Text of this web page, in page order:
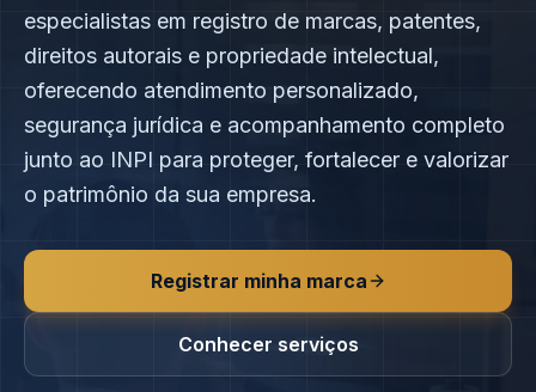
especialistas em registro de marcas, patentes,
direitos autorais e propriedade intelectual,
oferecendo atendimento personalizado,
segurança jurídica e acompanhamento completo
junto ao INPI para proteger, fortalecer e valorizar
o patrimônio da sua empresa.
Registrar minha marca
Conhecer serviços